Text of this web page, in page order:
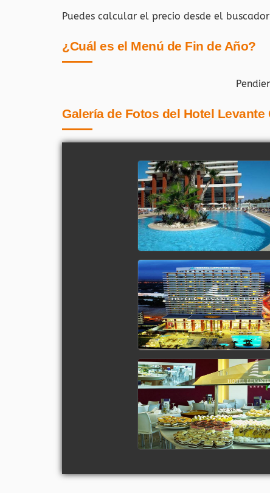
Puedes calcular el precio desde el
¿Cuál es el Menú de Fin de Año?
Galería de Fotos del Hotel Levante